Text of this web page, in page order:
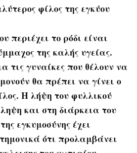
φίλος της εγκύου
περιέχει το ρόδι είναι
της καλής υγείας.
τις γυναίκες που θέλουν να
θα πρέπει να γίνει ο
Η λήψη του φυλλικού
και στη διάρκεια του
εγκυμοσύνης έχει
ότι προλαμβάνει